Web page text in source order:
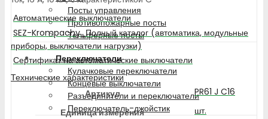
Посты управления
Противопожарные посты
Тельферные посты
Переключатели
Кулачковые переключатели
Концевые выключатели
Разъединители и переключатели
Переключатель-джойстик
Автоматические выключатели
SEZ-Krompachy_Полный каталог (автоматика, модульные
приборы, выключатели нагрузки)
Сертификат на автоматические выключатели
Технические характеристики
Артикул
PR61 J C16
Единица измерения
шт.